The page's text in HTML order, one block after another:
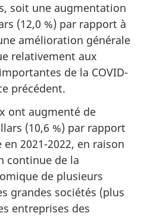
soit une augmentation
(12,0 %) par rapport à
amélioration générale
relativement aux
de la COVID-
précédent.
ont augmenté de
(10,6 %) par rapport
2021-2022, en raison
continue de la
de plusieurs
grandes sociétés (plus
entreprises des